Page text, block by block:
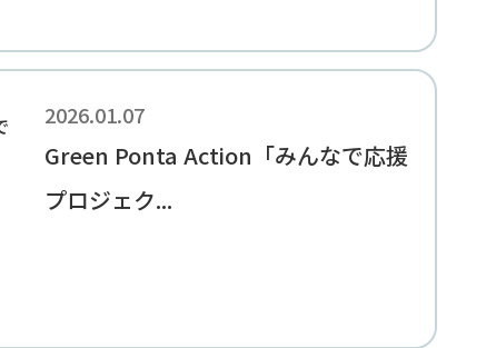
2026.01.07
Green Ponta Action「みんなで応援
プロジェク...